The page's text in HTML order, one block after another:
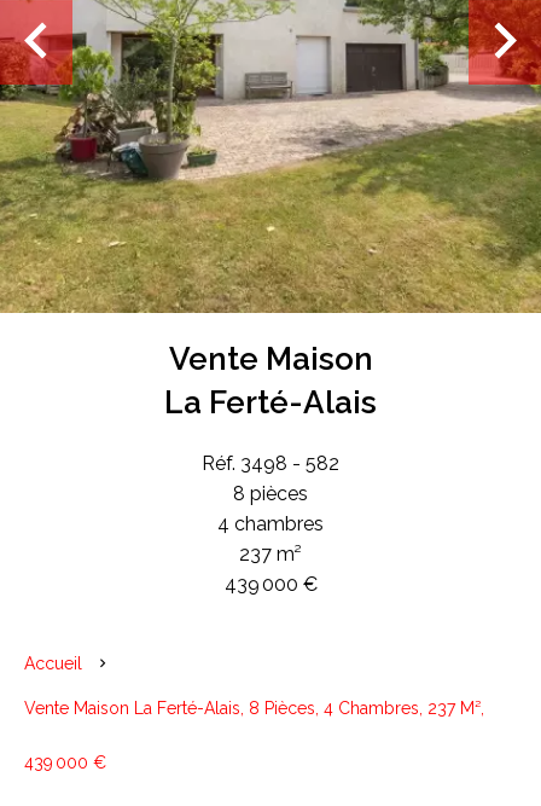
Vente Maison
La Ferté-Alais
Réf. 3498 - 582
8 pièces
4 chambres
237 m²
439 000 €
Accueil
Vente Maison La Ferté-Alais, 8 Pièces, 4 Chambres, 237 M²,
439 000 €